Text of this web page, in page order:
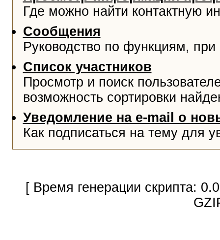
Где можно найти контактную
Сообщения
Руководство по функциям,
Список участников
Просмотр и поиск
возможность сортировки
Уведомление на e-mail о
Как подписаться на тему для
[ Время генерации скрипта: